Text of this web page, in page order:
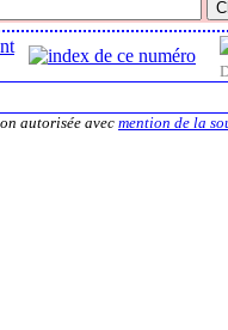
autorisée avecmention de la